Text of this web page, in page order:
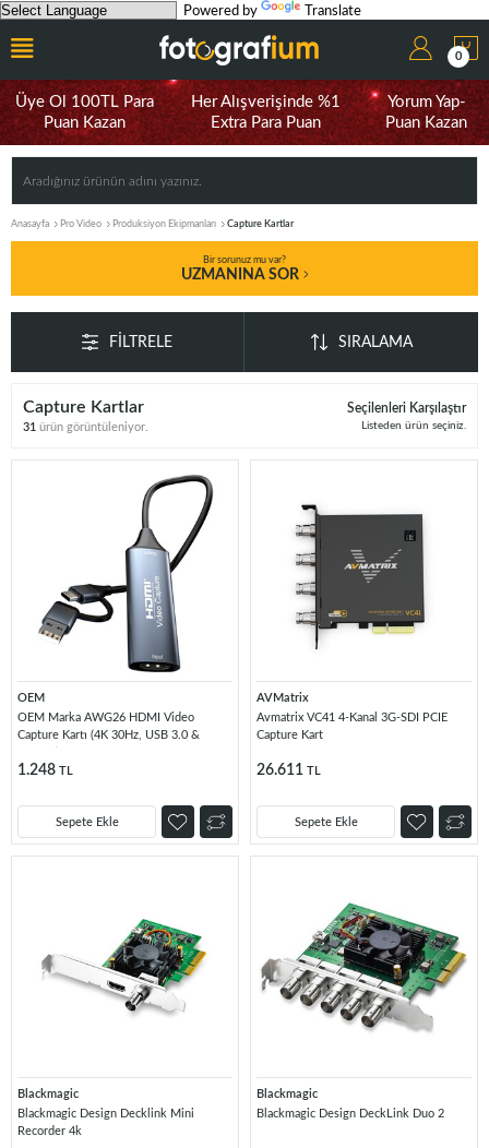
Powered by Translate
0
Üye Ol 100TL Para
Puan Kazan
Her Alışverişinde %1
Extra Para Puan
Yorum Yap-
Puan Kazan
Anasayfa Pro Video Produksiyon Ekipmanları Capture Kartlar
Bir sorunuz mu var?
UZMANINA SOR
FILTRELE SIRALAMA
Capture Kartlar
31 ürün görüntüleniyor.
Seçilenleri Karşılaştır
Listeden ürün seçiniz.
OEM
OEM Marka AWG26 HDMI Video
Capture Kartı (4K 30Hz, USB 3.0 &
1.248 TL
Sepete Ekle
AVMatrix
Avmatrix VC41 4-Kanal 3G-SDI PCIE
Capture Kart
26.611 TL
Sepete Ekle
Blackmagic
Blackmagic Design Decklink Mini
Recorder 4k
Blackmagic
Blackmagic Design DeckLink Duo 2